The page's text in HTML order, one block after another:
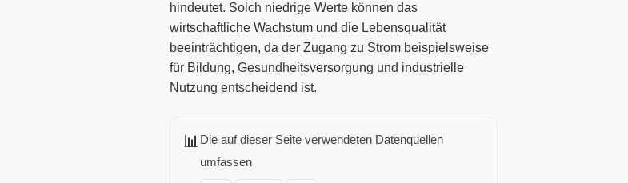
hindeutet. Solch niedrige Werte können das
wirtschaftliche Wachstum und die Lebensqualität
beeinträchtigen, da der Zugang zu Strom beispielsweise
für Bildung, Gesundheitsversorgung und industrielle
Nutzung entscheidend ist.
📊 Die auf dieser Seite verwendeten Datenquellen
umfassen